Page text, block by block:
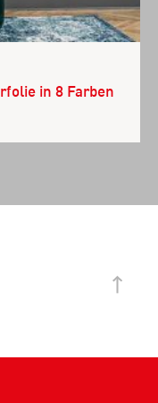
in 8 Farben